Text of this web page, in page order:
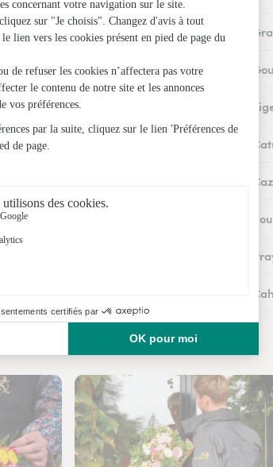
Fleuristes à
Fleuristes à
Fleuristes à
Fleuristes à
Fleuristes à
Fleuristes à
Fleuristes à
Fleuristes à
fleuristes à Cassagnes